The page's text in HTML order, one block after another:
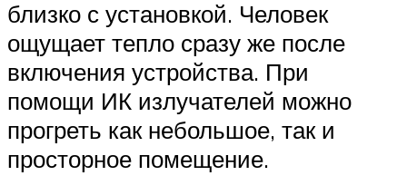
близко с установкой. Человек
ощущает тепло сразу же после
включения устройства. При
помощи ИК излучателей можно
прогреть как небольшое, так и
просторное помещение.